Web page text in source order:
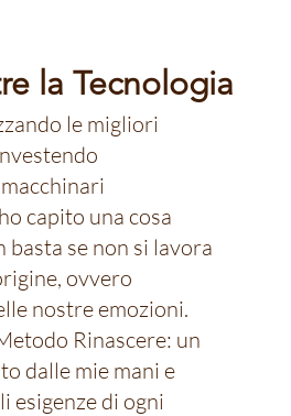
la Tecnologia
le migliori
capito una cosa
se non si lavora
ovvero
nostre emozioni.
Rinascere: un
dalle mie mani e
esigenze di ogni